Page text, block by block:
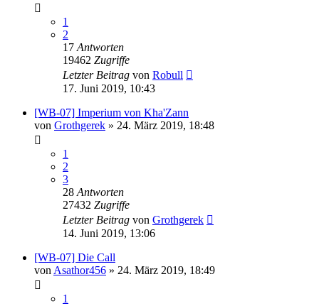
1
2
17 Antworten
19462 Zugriffe
Letzter Beitrag von Robull
17. Juni 2019, 10:43
[WB-07] Imperium von Kha'Zann
von Grothgerek » 24. März 2019, 18:48
1
2
3
28 Antworten
27432 Zugriffe
Letzter Beitrag von Grothgerek
14. Juni 2019, 13:06
[WB-07] Die Call
von Asathor456 » 24. März 2019, 18:49
1